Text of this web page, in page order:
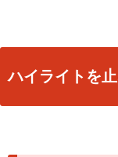
ハイライトを